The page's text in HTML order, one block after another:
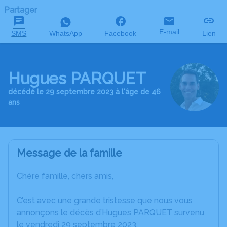
Partager
SMS WhatsApp Facebook E-mail Lien
Hugues PARQUET
décédé le 29 septembre 2023 à l'âge de 46
ans
Message de la famille
Chère famille, chers amis,
C’est avec une grande tristesse que nous vous
annonçons le décès d’Hugues PARQUET survenu
le vendredi 29 septembre 2023.